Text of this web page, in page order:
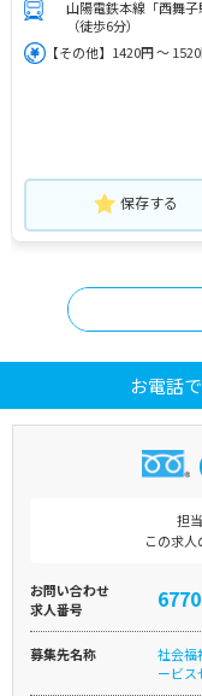
山陽電鉄本線「西舞子
（徒歩6分）
【その他】1420円 ～
保存する
お電話
担
この求
お問い合わせ
求人番号
募集先名称
社会福
ービス